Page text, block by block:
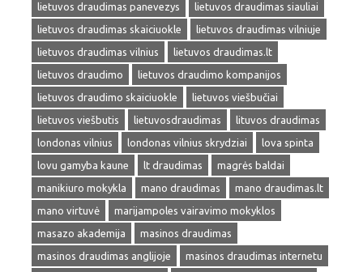
lietuvos draudimas panevezys
lietuvos draudimas siauliai
lietuvos draudimas skaiciuokle
lietuvos draudimas vilniuje
lietuvos draudimas vilnius
lietuvos draudimas.lt
lietuvos draudimo
lietuvos draudimo kompanijos
lietuvos draudimo skaiciuokle
lietuvos viešbučiai
lietuvos viešbutis
lietuvosdraudimas
lituvos draudimas
londonas vilnius
londonas vilnius skrydziai
lova spinta
lovu gamyba kaune
lt draudimas
magrės baldai
manikiuro mokykla
mano draudimas
mano draudimas.lt
mano virtuvė
marijampoles vairavimo mokyklos
masazo akademija
masinos draudimas
masinos draudimas anglijoje
masinos draudimas internetu